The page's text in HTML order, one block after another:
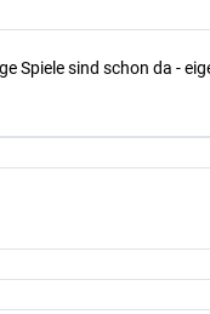
Spiele sind schon da -